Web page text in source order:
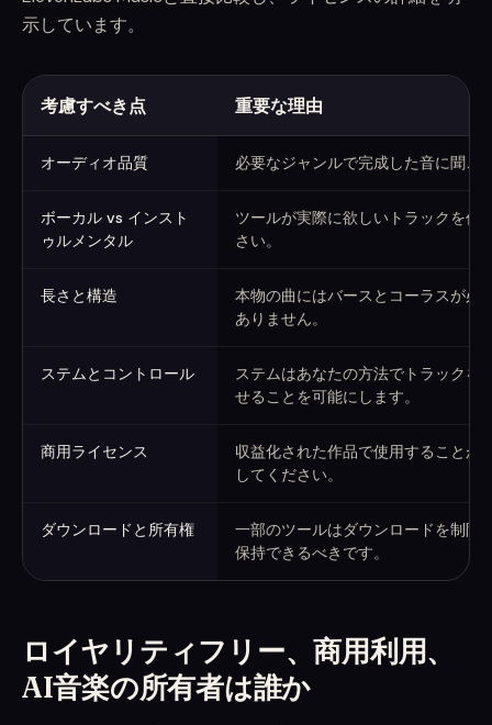
示しています。
考慮すべき点 重要な理由
オーディオ品質 必要なジャンルで完成した音に聞こ
ボーカル vs インスト
ゥルメンタル
ツールが実際に欲しいトラックを作
さい。
長さと構造
本物の曲にはバースとコーラスが必
ありません。
ステムとコントロール
ステムはあなたの方法でトラックを
せることを可能にします。
商用ライセンス
収益化された作品で使用することが
してください。
ダウンロードと所有権
一部のツールはダウンロードを制限
保持できるべきです。
ロイヤリティフリー、商用利用、
AI音楽の所有者は誰か